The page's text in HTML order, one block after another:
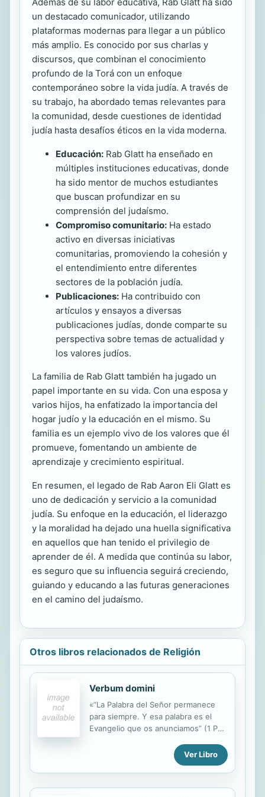
Además de su labor educativa, Rab Glatt ha sido
un destacado comunicador, utilizando
plataformas modernas para llegar a un público
más amplio. Es conocido por sus charlas y
discursos, que combinan el conocimiento
profundo de la Torá con un enfoque
contemporáneo sobre la vida judía. A través de
su trabajo, ha abordado temas relevantes para
la comunidad, desde cuestiones de identidad
judía hasta desafíos éticos en la vida moderna.
Educación: Rab Glatt ha enseñado en
múltiples instituciones educativas, donde
ha sido mentor de muchos estudiantes
que buscan profundizar en su
comprensión del judaísmo.
Compromiso comunitario: Ha estado
activo en diversas iniciativas
comunitarias, promoviendo la cohesión y
el entendimiento entre diferentes
sectores de la población judía.
Publicaciones: Ha contribuido con
artículos y ensayos a diversas
publicaciones judías, donde comparte su
perspectiva sobre temas de actualidad y
los valores judíos.
La familia de Rab Glatt también ha jugado un
papel importante en su vida. Con una esposa y
varios hijos, ha enfatizado la importancia del
hogar judío y la educación en el mismo. Su
familia es un ejemplo vivo de los valores que él
promueve, fomentando un ambiente de
aprendizaje y crecimiento espiritual.
En resumen, el legado de Rab Aaron Eli Glatt es
uno de dedicación y servicio a la comunidad
judía. Su enfoque en la educación, el liderazgo
y la moralidad ha dejado una huella significativa
en aquellos que han tenido el privilegio de
aprender de él. A medida que continúa su labor,
es seguro que su influencia seguirá creciendo,
guiando y educando a las futuras generaciones
en el camino del judaísmo.
Otros libros relacionados de Religión
Verbum domini
«“La Palabra del Señor permanece
para siempre. Y esa palabra es el
Evangelio que os anunciamos” (1 Pe
permanece para siempre, ha entrado
en el tiempo. Dios ha pronunciado su
palabra eterna de un modo humano;
su Verbo “se hizo carne” (Jn 1,14).
Ver Libro